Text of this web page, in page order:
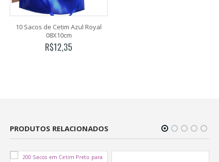
10 Sacos de Cetim Azul Royal
08X10cm
R$12,35
PRODUTOS RELACIONADOS